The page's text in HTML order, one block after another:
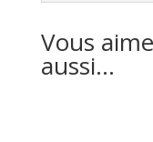
Vous
aussi…